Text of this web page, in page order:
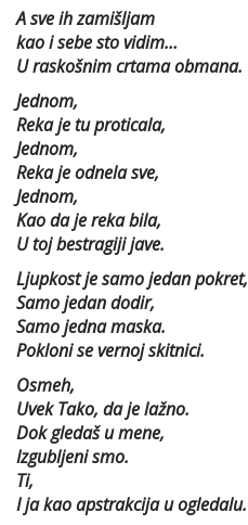
A sve ih zamišljam
kao i sebe sto vidim…
U raskošnim crtama obmana.
Jednom,
Reka je tu proticala,
Jednom,
Reka je odnela sve,
Jednom,
Kao da je reka bila,
U toj bestragiji jave.
Ljupkost je samo jedan pokret,
Samo jedan dodir,
Samo jedna maska.
Pokloni se vernoj skitnici.
Osmeh,
Uvek Tako, da je lažno.
Dok gledaš u mene,
Izgubljeni smo.
Ti,
I ja kao apstrakcija u ogledalu.